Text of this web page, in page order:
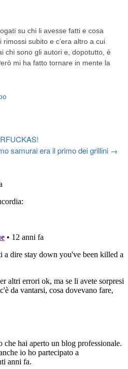
su chi li avesse fatti e cosa
subito e c’era altro a cui
chi sono gli autori e, dopotutto, è
mi ha fatto tornare in mente la
samurai era il primo dei grillini →